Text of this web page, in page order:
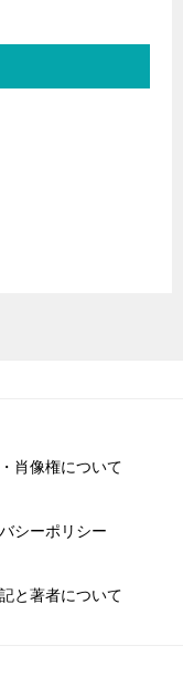
肖像権について
シーポリシー
と著者について